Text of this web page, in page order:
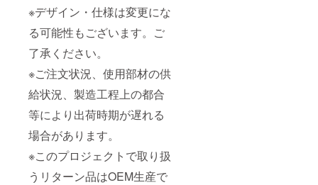
※デザイン・仕様は変更にな
る可能性もございます。ご
了承ください。
※ご注文状況、使用部材の供
給状況、製造工程上の都合
等により出荷時期が遅れる
場合があります。
※このプロジェクトで取り扱
うリターン品はOEM生産で